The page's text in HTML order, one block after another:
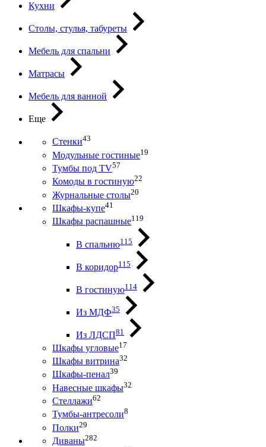
Кухни
Столы, стулья, табуреты
Мебель для спальни
Матрасы
Мебель для ванной
Еще
Стенки43
Модульные гостиные19
Тумбы под ТV57
Комоды в гостиную22
Журнальные столы20
Шкафы-купе41
Шкафы распашные119
В спальню115
В коридор115
В гостиную114
Из МДФ35
Из ЛДСП81
Шкафы угловые17
Шкафы витрина32
Шкафы-пенал39
Навесные шкафы32
Стеллажи62
Тумбы-антресоли8
Полки29
Диваны282